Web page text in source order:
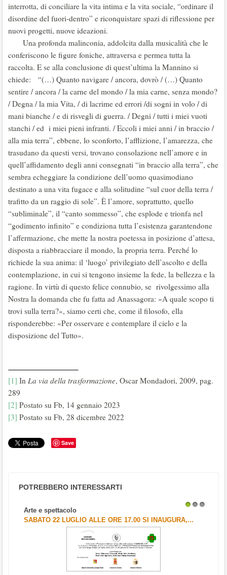
interrotta, di conciliare la vita intima e la vita sociale, “ordinare il
disordine del fuori-dentro” e riconquistare spazi di riflessione per
nuovi progetti, nuove ideazioni.
Una profonda malinconia, addolcita dalla musicalità che le
conferiscono le figure foniche, attraversa e permea tutta la
raccolta. E se alla conclusione di quest’ultima la Mannino si
chiede: “(…) Quanto navigare / ancora, dovrò / (…) Quanto
sentire / ancora / la carne del mondo / la mia carne, senza mondo?
/ Degna / la mia Vita, / di lacrime ed errori /di sogni in volo / di
mani bianche / e di risvegli di guerra. / Degni / tutti i miei vuoti
stanchi / ed i miei pieni infranti. / Eccoli i miei anni / in braccio /
alla mia terra”, ebbene, lo sconforto, l’afflizione, l’amarezza, che
trasudano da questi versi, trovano consolazione nell’amore e in
quell’affidamento degli anni consegnati “in braccio alla terra”, che
sembra echeggiare la condizione dell’uomo quasimodiano
destinato a una vita fugace e alla solitudine “sul cuor della terra /
trafitto da un raggio di sole”. È l’amore, soprattutto, quello
“subliminale”, il “canto sommesso”, che esplode e trionfa nel
“godimento infinito” e condiziona tutta l’esistenza garantendone
l’affermazione, che mette la nostra poetessa in posizione d’attesa,
disposta a riabbracciare il mondo, la propria terra. Perché lo
richiede la sua anima: il ‘luogo’ privilegiato dell’ascolto e della
contemplazione, in cui si tengono insieme la fede, la bellezza e la
ragione. In virtù di questo felice connubio, se rivolgessimo alla
Nostra la domanda che fu fatta ad Anassagora: «A quale scopo ti
trovi sulla terra?», siamo certi che, come il filosofo, ella
risponderebbe: «Per osservare e contemplare il cielo e la
disposizione del Tutto».
[1] In La via della trasformazione, Oscar Mondadori, 2009, pag.
289
[2] Postato su Fb, 14 gennaio 2023
[3] Postato su Fb, 28 dicembre 2022
Save
POTREBBERO INTERESSARTI
Arte e spettacolo
SABATO 22 LUGLIO ALLE ORE 17.00 SI INAUGURA,...